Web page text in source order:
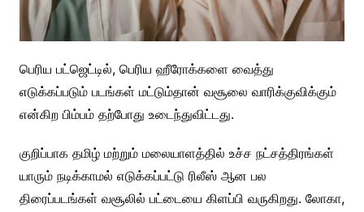
பெரிய பட்ஜெட்டில், பெரிய ஹீரோக்களை வைத்து
எடுக்கப்படும் படங்கள் மட்டும்தான் வசூலை வாரிக்குவிக்கும்
என்கிற பிம்பம் தற்போது உடைந்துவிட்டது.
குறிப்பாக தமிழ் மற்றும் மலையாளத்தில் உச்ச நட்சத்திரங்கள்
யாரும் நடிக்காமல் எடுக்கப்பட்டு ரிலீஸ் ஆன பல
திரைப்படங்கள் வசூலில் பட்டையை கிளப்பி வருகிறது. லோகா,